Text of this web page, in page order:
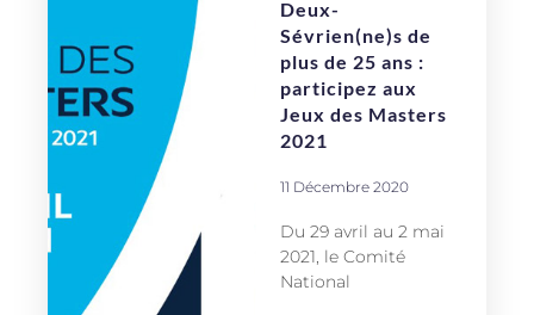
Deux-
Sévrien(ne)s de
plus de 25 ans :
participez aux
Jeux des Masters
2021
11 Décembre 2020
Du 29 avril au 2 mai
2021, le Comité
National